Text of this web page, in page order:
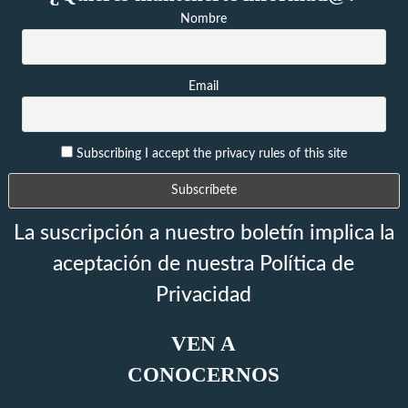
Nombre
Email
Subscribing I accept the privacy rules of this site
La suscripción a nuestro boletín implica la
aceptación de nuestra Política de
Privacidad
VEN A
CONOCERNOS